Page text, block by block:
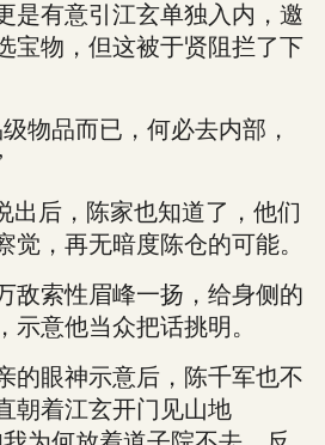
有意引江玄单独入内，邀
宝物，但这被于贤阻拦了下
品而已，何必去内部，
，陈家也知道了，他们
觉，再无暗度陈仓的可能。
索性眉峰一扬，给身侧的
示意他当众把话挑明。
眼神示意后，陈千军也不
朝着江玄开门见山地